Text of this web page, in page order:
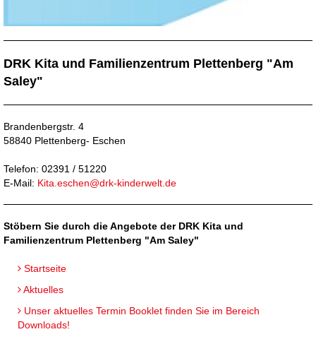
DRK Kita und Familienzentrum Plettenberg "Am
Saley"
Brandenbergstr. 4
58840 Plettenberg- Eschen
Telefon: 02391 / 51220
E-Mail: Kita.eschen@drk-kinderwelt.de
Stöbern Sie durch die Angebote der DRK Kita und
Familienzentrum Plettenberg "Am Saley"
Startseite
Aktuelles
Unser aktuelles Termin Booklet finden Sie im Bereich
Downloads!